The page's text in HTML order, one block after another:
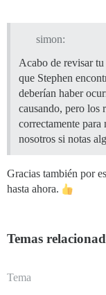
simon:
Acabo de revisar
que Stephen
deberían haber
causando, pero los
correctamente para
nosotros si notas
Gracias también por
hasta ahora.
Temas
Tema